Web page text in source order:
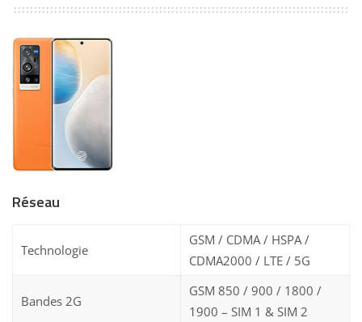
Réseau
Technologie
GSM / CDMA / HSPA /
CDMA2000 / LTE / 5G
Bandes 2G
GSM 850 / 900 / 1800 /
1900 – SIM 1 & SIM 2